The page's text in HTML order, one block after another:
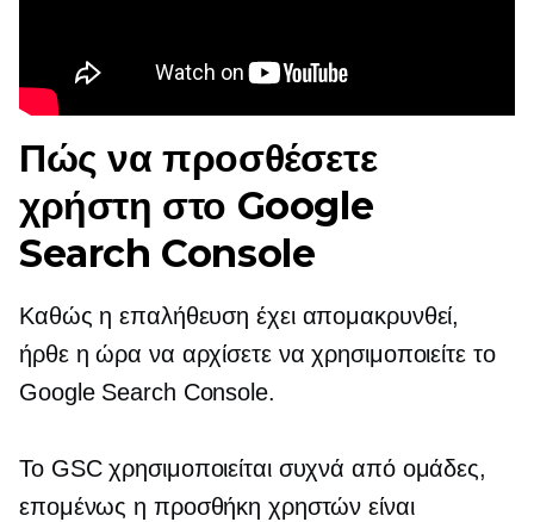
Πώς να προσθέσετε
χρήστη στο Google
Search Console
Καθώς η επαλήθευση έχει απομακρυνθεί,
ήρθε η ώρα να αρχίσετε να χρησιμοποιείτε το
Google Search Console.
Το GSC χρησιμοποιείται συχνά από ομάδες,
επομένως η προσθήκη χρηστών είναι